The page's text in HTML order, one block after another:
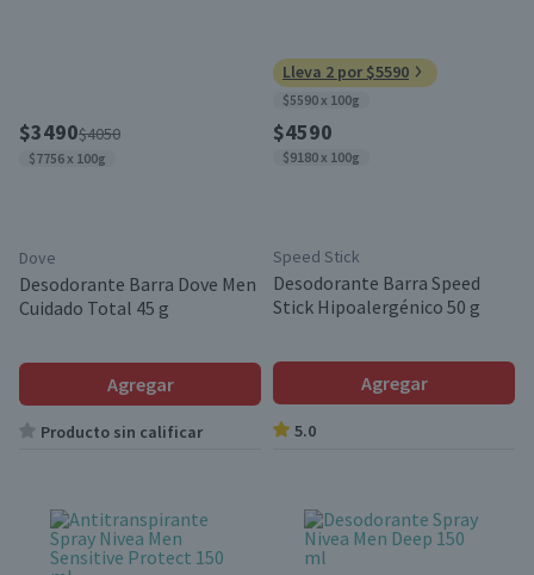
$3490$4050
$7756 x 100g
Dove
Desodorante Barra Dove Men
Cuidado Total 45 g
Agregar
Producto sin calificar
Lleva 2 por $5590
$5590 x 100g
$4590
$9180 x 100g
Speed Stick
Desodorante Barra Speed
Stick Hipoalergénico 50 g
Agregar
5.0